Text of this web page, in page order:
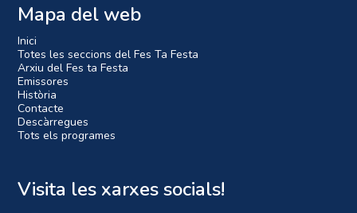
Mapa del web
Inici
Totes les seccions del Fes Ta Festa
Arxiu del Fes ta Festa
Emissores
Història
Contacte
Descàrregues
Tots els programes
Visita les xarxes socials!